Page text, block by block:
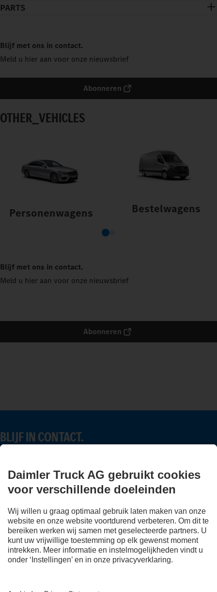
PARTS
Blijf met ons in contact.
Meld u hier aan voor onze nieuwsbrief
Abonneren
OTHER_VEHICLES
Personenwagens Bestelwagens
Blijf met ons in contact.
Meld u hier aan voor onze nieuwsbrief
Abonneren
BLIJF IN CONTACT.
FOLLOW THE ROADSTARS.
Deel nu uw ervaringen met andere truckers.